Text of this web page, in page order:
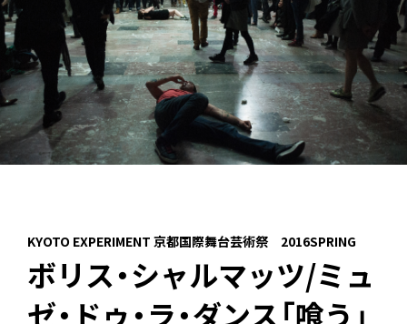
KYOTO EXPERIMENT 京都国際舞台芸術祭 2016SPRING
ボリス・シャルマッツ/ミュ
ゼ・ドゥ・ラ・ダンス「喰う」